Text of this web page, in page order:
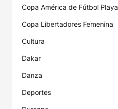
Copa América de Fútbol Playa
Copa Libertadores Femenina
Cultura
Dakar
Danza
Deportes